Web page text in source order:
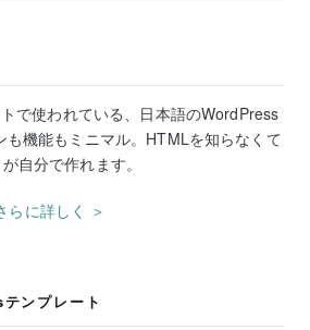
で使われている、日本語のWordPress
も機能もミニマル。HTMLを知らなくて
自分で作れます。
らに詳しく ＞
ンプレート